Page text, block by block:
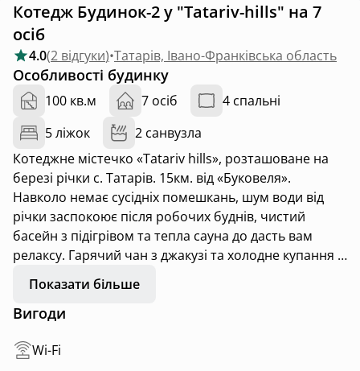
Котедж Будинок-2 у "Tatariv-hills" на 7
осіб
4.0(2 відгуки)•Татарів, Івано-Франківська область
Особливості будинку
100 кв.м 7 осіб
4 спальні
5 ліжок
2 санвузла
Котеджне містечко «Tatariv hills», розташоване на
березі річки с. Татарів. 15км. від «Буковеля».
Навколо немає сусідніх помешкань, шум води від
річки заспокоює після робочих буднів, чистий
басейн з підігрівом та тепла сауна до дасть вам
релаксу. Гарячий чан з джакузі та холодне купання в
річці до дасть контрасту і незабутніх відчутів.
Майданчик для дітей допоможе цікаво їм провести
час. Також чудовий вигляд на гори та річку буде
прямо від будинку можна піднятись в гору, також
Показати більше
Вигоди
Wi-Fi